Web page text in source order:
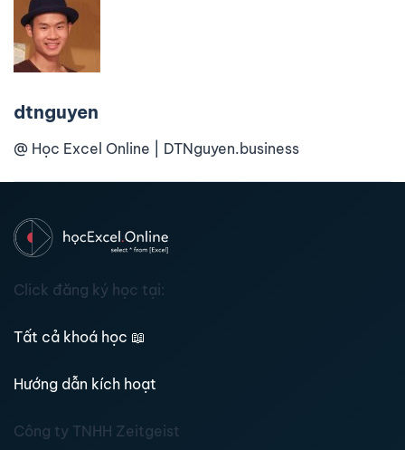
dtnguyen
@ Học Excel Online | DTNguyen.business
Click đăng ký học tại:
Tất cả khoá học 📖
Hướng dẫn kích hoạt
Công ty TNHH Zeitgeist